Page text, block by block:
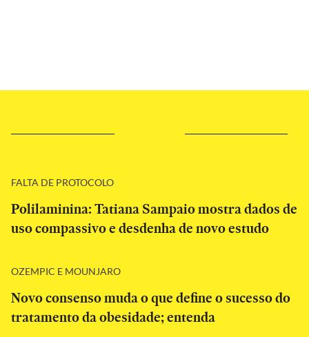
FALTA DE PROTOCOLO
Polilaminina: Tatiana Sampaio mostra dados de
uso compassivo e desdenha de novo estudo
OZEMPIC E MOUNJARO
Novo consenso muda o que define o sucesso do
tratamento da obesidade; entenda